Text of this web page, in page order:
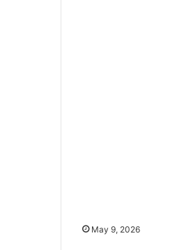
May 9, 2026